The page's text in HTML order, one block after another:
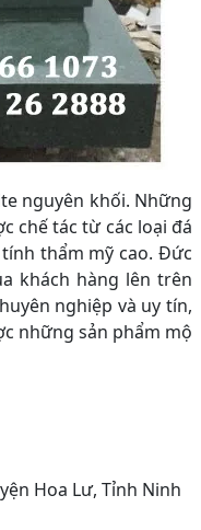
nguyên khối. Những
chế tác từ các loại đá
thẩm mỹ cao. Đức
khách hàng lên trên
nghiệp và uy tín,
những sản phẩm mộ
Hoa Lư, Tỉnh Ninh